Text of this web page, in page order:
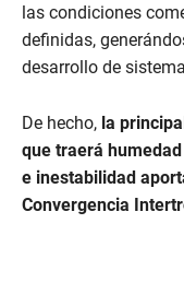
las condiciones
definidas,
desarrollo de
De hecho, la
que traerá
e inestabilidad
Convergencia